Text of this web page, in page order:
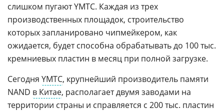
слишком пугают YMTC. Каждая из трех
производственных площадок, строительство
которых запланировано чипмейкером, как
ожидается, будет способна обрабатывать до 100 тыс.
кремниевых пластин в месяц при полной загрузке.
Сегодня YMTC, крупнейший производитель памяти
NAND в Китае, располагает двумя заводами на
территории страны и справляется с 200 тыс. пластин